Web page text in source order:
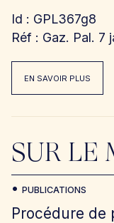
Id : GPL367g8
Réf : Gaz. Pal. 7
EN SAVOIR PLUS
SUR LE
Procédure de
PUBLICATIONS